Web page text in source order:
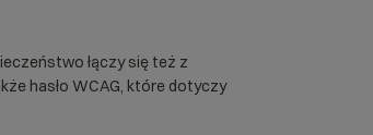
łączy się też z
hasło WCAG, które dotyczy